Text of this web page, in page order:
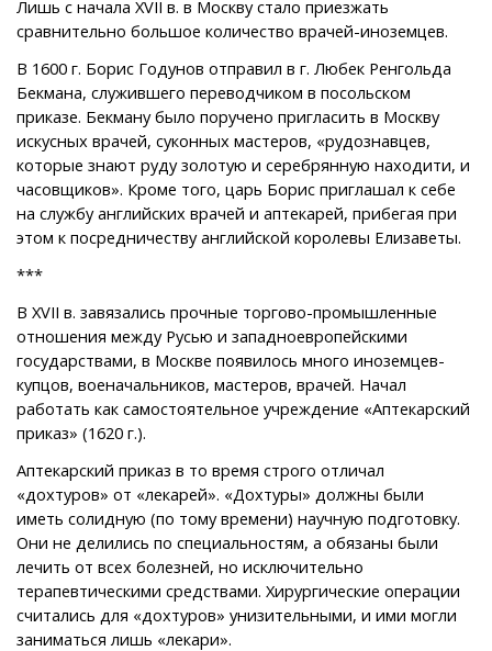
Лишь с начала XVII в. в Москву стало приезжать
сравнительно большое количество врачей-иноземцев.
В 1600 г. Борис Годунов отправил в г. Любек Ренгольда
Бекмана, служившего переводчиком в посольском
приказе. Бекману было поручено пригласить в Москву
искусных врачей, суконных мастеров, «рудознавцев,
которые знают руду золотую и серебрянную находити, и
часовщиков». Кроме того, царь Борис приглашал к себе
на службу английских врачей и аптекарей, прибегая при
этом к посредничеству английской королевы Елизаветы.
***
В XVII в. завязались прочные торгово-промышленные
отношения между Русью и западноевропейскими
государствами, в Москве появилось много иноземцев-
купцов, военачальников, мастеров, врачей. Начал
работать как самостоятельное учреждение «Аптекарский
приказ» (1620 г.).
Аптекарский приказ в то время строго отличал
«дохтуров» от «лекарей». «Дохтуры» должны были
иметь солидную (по тому времени) научную подготовку.
Они не делились по специальностям, а обязаны были
лечить от всех болезней, но исключительно
терапевтическими средствами. Хирургические операции
считались для «дохтуров» унизительными, и ими могли
заниматься лишь «лекари».